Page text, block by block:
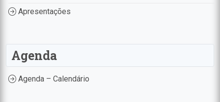
Apresentações
Agenda
Agenda – Calendário